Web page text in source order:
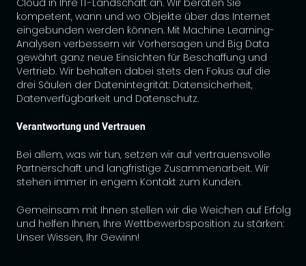
kompetent, wann und wo Objekte über das Internet
eingebunden werden können. Mit Machine Learning-
Analysen verbessern wir Vorhersagen und Big Data
gewährt ganz neue Einsichten für Beschaffung und
Vertrieb. Wir behalten dabei stets den Fokus auf die
drei Säulen der Datenintegrität: Datensicherheit,
Datenverfügbarkeit und Datenschutz.
Verantwortung und Vertrauen
Bei allem, was wir tun, setzen wir auf vertrauensvolle
Partnerschaft und langfristige Zusammenarbeit. Wir
stehen immer in engem Kontakt zum Kunden.
Gemeinsam mit Ihnen stellen wir die Weichen auf Erfolg
und helfen Ihnen, Ihre Wettbewerbsposition zu stärken:
Unser Wissen, Ihr Gewinn!